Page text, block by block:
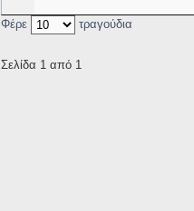
Φέρε τραγούδια
Σελίδα 1 από 1